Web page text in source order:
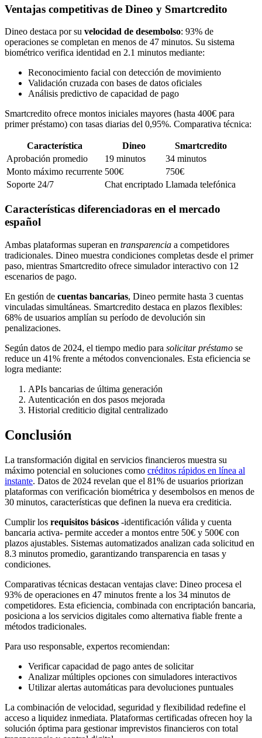
Ventajas competitivas de Dineo y Smartcredito
Dineo destaca por su velocidad de desembolso: 93% de
operaciones se completan en menos de 47 minutos. Su sistema
biométrico verifica identidad en 2.1 minutos mediante:
Reconocimiento facial con detección de movimiento
Validación cruzada con bases de datos oficiales
Análisis predictivo de capacidad de pago
Smartcredito ofrece montos iniciales mayores (hasta 400€ para
primer préstamo) con tasas diarias del 0,95%. Comparativa técnica:
Característica Dineo
Smartcredito
Aprobación promedio
19 minutos
34 minutos
Monto máximo recurrente 500€
750€
Soporte 24/7
Chat encriptado Llamada telefónica
Características diferenciadoras en el mercado
español
Ambas plataformas superan en transparencia a competidores
tradicionales. Dineo muestra condiciones completas desde el primer
paso, mientras Smartcredito ofrece simulador interactivo con 12
escenarios de pago.
En gestión de cuentas bancarias, Dineo permite hasta 3 cuentas
vinculadas simultáneas. Smartcredito destaca en plazos flexibles:
68% de usuarios amplían su período de devolución sin
penalizaciones.
Según datos de 2024, el tiempo medio para solicitar préstamo se
reduce un 41% frente a métodos convencionales. Esta eficiencia se
logra mediante:
APIs bancarias de última generación
Autenticación en dos pasos mejorada
Historial crediticio digital centralizado
Conclusión
La transformación digital en servicios financieros muestra su
máximo potencial en soluciones como créditos rápidos en línea al
instante. Datos de 2024 revelan que el 81% de usuarios priorizan
plataformas con verificación biométrica y desembolsos en menos de
30 minutos, características que definen la nueva era crediticia.
Cumplir los requisitos básicos -identificación válida y cuenta
bancaria activa- permite acceder a montos entre 50€ y 500€ con
plazos ajustables. Sistemas automatizados analizan cada solicitud en
8.3 minutos promedio, garantizando transparencia en tasas y
condiciones.
Comparativas técnicas destacan ventajas clave: Dineo procesa el
93% de operaciones en 47 minutos frente a los 34 minutos de
competidores. Esta eficiencia, combinada con encriptación bancaria,
posiciona a los servicios digitales como alternativa fiable frente a
métodos tradicionales.
Para uso responsable, expertos recomiendan:
Verificar capacidad de pago antes de solicitar
Analizar múltiples opciones con simuladores interactivos
Utilizar alertas automáticas para devoluciones puntuales
La combinación de velocidad, seguridad y flexibilidad redefine el
acceso a liquidez inmediata. Plataformas certificadas ofrecen hoy la
solución óptima para gestionar imprevistos financieros con total